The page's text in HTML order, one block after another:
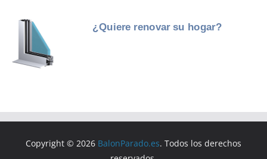
Copyright © 2026 BalonParado.es. Todos los derechos